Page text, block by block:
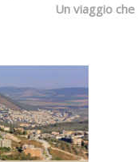
Un viaggio